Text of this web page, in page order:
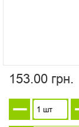
153.00 грн.